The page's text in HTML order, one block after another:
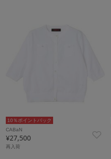
10％ポイントバック
CABaN
¥27,500
再入荷